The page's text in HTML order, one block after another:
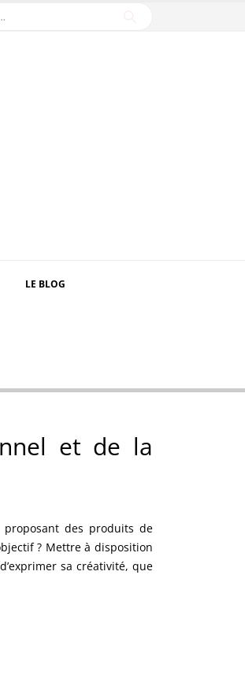
LE BLOG
et de la
des produits de
? Mettre à disposition
sa créativité, que